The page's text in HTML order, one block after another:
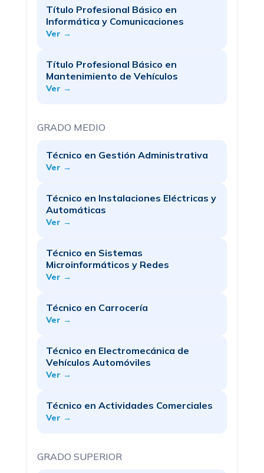
Título Profesional Básico en
Informática y Comunicaciones
Ver →
Título Profesional Básico en
Mantenimiento de Vehículos
Ver →
GRADO MEDIO
Técnico en Gestión Administrativa
Ver →
Técnico en Instalaciones Eléctricas y
Automáticas
Ver →
Técnico en Sistemas
Microinformáticos y Redes
Ver →
Técnico en Carrocería
Ver →
Técnico en Electromecánica de
Vehículos Automóviles
Ver →
Técnico en Actividades Comerciales
Ver →
GRADO SUPERIOR